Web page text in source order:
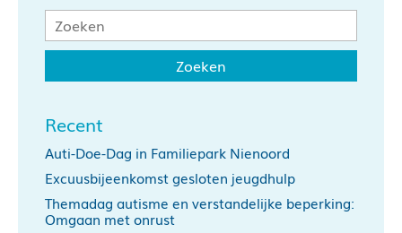
Recent
Auti-Doe-Dag in Familiepark Nienoord
Excuusbijeenkomst gesloten jeugdhulp
Themadag autisme en verstandelijke beperking:
Omgaan met onrust